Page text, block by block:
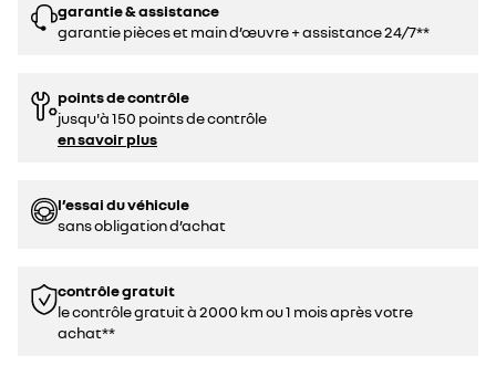
garantie & assistance
garantie pièces et main d’œuvre + assistance 24/7**
points de contrôle
jusqu'à 150 points de contrôle
en savoir plus
l’essai du véhicule
sans obligation d’achat
contrôle gratuit
le contrôle gratuit à 2000 km ou 1 mois après votre
achat**